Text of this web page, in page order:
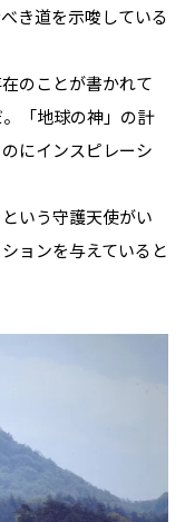
き道を示唆している
のことが書かれて
「地球の神」の計
にインスピレーシ
いう守護天使がい
ョンを与えていると